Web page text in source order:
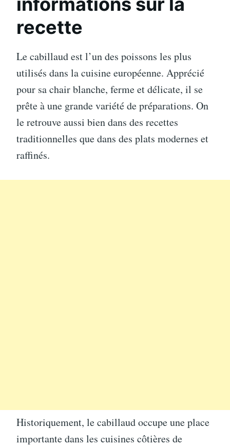
recette
Le cabillaud est l’un des poissons les plus
utilisés dans la cuisine européenne. Apprécié
pour sa chair blanche, ferme et délicate, il se
prête à une grande variété de préparations. On
le retrouve aussi bien dans des recettes
traditionnelles que dans des plats modernes et
raffinés.
Historiquement, le cabillaud occupe une place
importante dans les cuisines côtières de